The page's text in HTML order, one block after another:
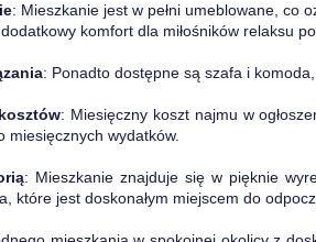
: Mieszkanie jest w pełni umeblowane, co
komfort dla miłośników relaksu
: Ponadto dostępne są szafa i
: Miesięczny koszt najmu w
miesięcznych wydatków.
: Mieszkanie znajduje się w pięknie
które jest doskonałym miejscem do